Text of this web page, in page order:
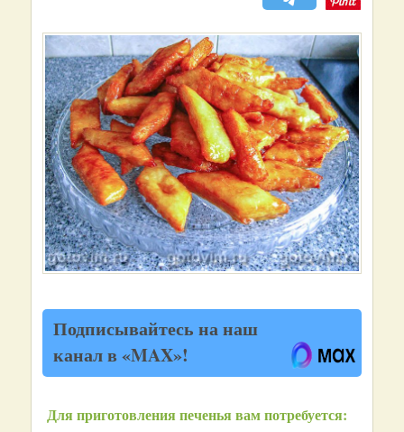
Подписывайтесь на наш
канал в «MAX»!
Для приготовления печенья вам потребуется: